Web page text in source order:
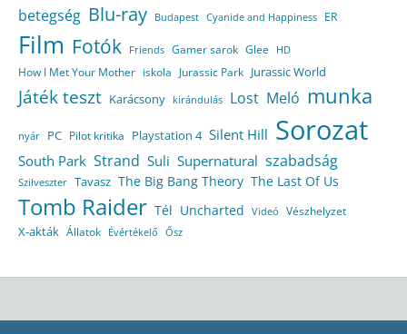
betegség Blu-ray Budapest Cyanide and Happiness ER
Film Fotók Friends Gamer sarok Glee HD
How I Met Your Mother iskola Jurassic Park Jurassic World
Játék teszt Karácsony kirándulás Lost Meló munka
nyár PC Pilot kritika Playstation 4 Silent Hill Sorozat
South Park Strand Suli Supernatural szabadság
Szilveszter Tavasz The Big Bang Theory The Last Of Us
Tomb Raider Tél Uncharted Videó Vészhelyzet
X-akták Állatok Évértékelő Ősz